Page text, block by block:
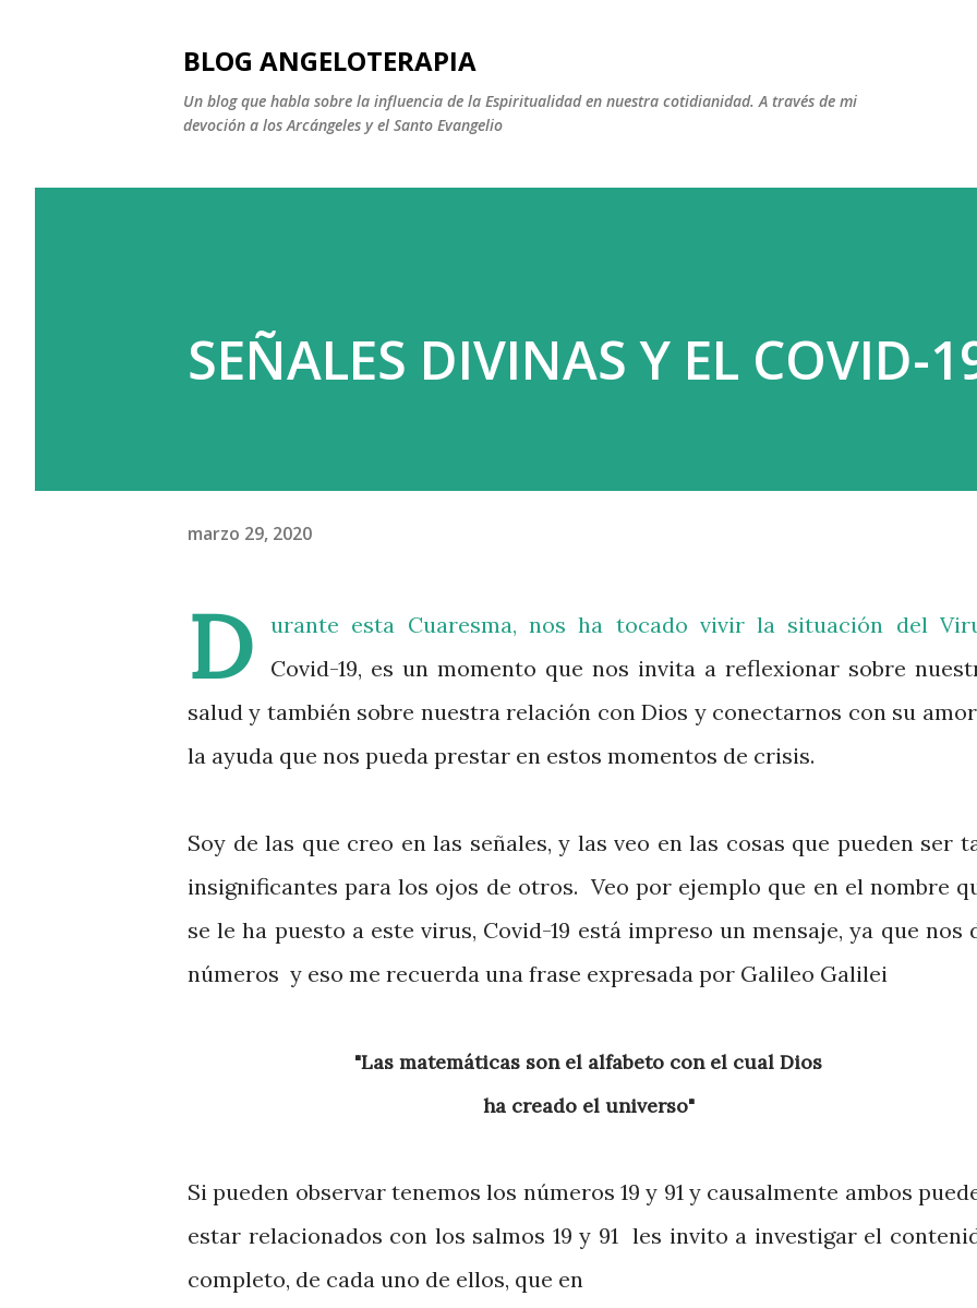
BLOG ANGELOTERAPIA
Un blog que habla sobre la influencia de la Espiritualidad en nuestra cotidianidad. A través de mi
devoción a los Arcángeles y el Santo Evangelio
SEÑALES DIVINAS Y EL COVID-
marzo 29, 2020
D
urante esta Cuaresma, nos ha tocado vivir la situación del
Covid-19, es un momento que nos invita a reflexionar sobre
salud y también sobre nuestra relación con Dios y conectarnos con su
la ayuda que nos pueda prestar en estos momentos de crisis.
Soy de las que creo en las señales, y las veo en las cosas que pueden ser
insignificantes para los ojos de otros. Veo por ejemplo que en el nombre
se le ha puesto a este virus, Covid-19 está impreso un mensaje, ya que nos
números y eso me recuerda una frase expresada por Galileo Galilei
"Las matemáticas son el alfabeto con el cual Dios
ha creado el universo"
Si pueden observar tenemos los números 19 y 91 y causalmente ambos
estar relacionados con los salmos 19 y 91 les invito a investigar el
completo, de cada uno de ellos, que en